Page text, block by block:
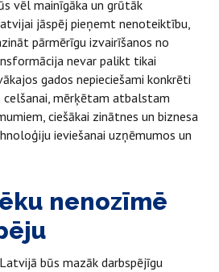
vēl mainīgāka un grūtāk
jāspēj pieņemt nenoteiktību,
pārmērīgu izvairīšanos no
nevar palikt tikai
gados nepieciešami konkrēti
mērķētam atbalstam
ciešākai zinātnes un biznesa
ieviešanai uzņēmumos un
nenozīmē
būs mazāk darbspējīgu